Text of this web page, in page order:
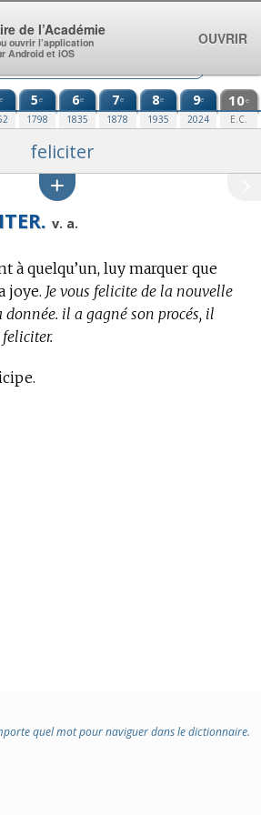
e 5e
1798
6e
1835
7e
1878
8e
1935
9e
2024
10e
E.C.
feliciter
v. a.
à quelqu’un, luy marquer que
joye. Je vous felicite de la nouvelle
donnée. il a gagné son procés, il
quel mot pour naviguer dans le dictionnaire.
de l’Académie
ouvrir l’application
Android et iOS
OUVRIR